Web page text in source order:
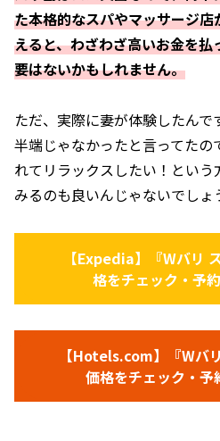
た本格的なスパやマッサージ
えると、わざわざ高いお金を
要はないかもしれません。
ただ、実際に妻が体験したん
半端じゃなかったと言ってたの
れてリラックスしたい！とい
みるのも良いんじゃないでしょ
【Expedia】『Wバリ
格をチェック・予
【Hotels.com】『Wバ
価格をチェック・予